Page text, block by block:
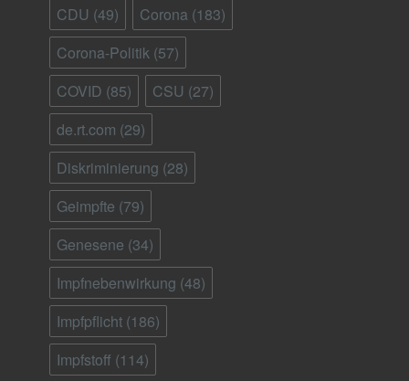
CDU (49) Corona (183)
Corona-Politik (57)
COVID (85) CSU (27)
de.rt.com (29)
Diskriminierung (28)
Geimpfte (79)
Genesene (34)
Impfnebenwirkung (48)
Impfpflicht (186)
Impfstoff (114)